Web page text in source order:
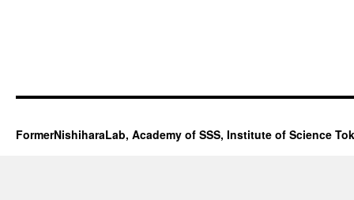
FormerNishiharaLab, Academy of SSS, Institute of Science